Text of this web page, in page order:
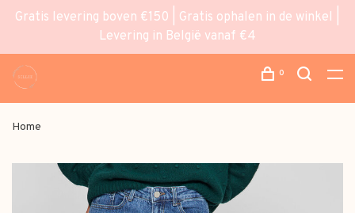
Gratis levering boven €150 | Gratis ophalen in de winkel |
Levering in België vanaf €4
0
Home